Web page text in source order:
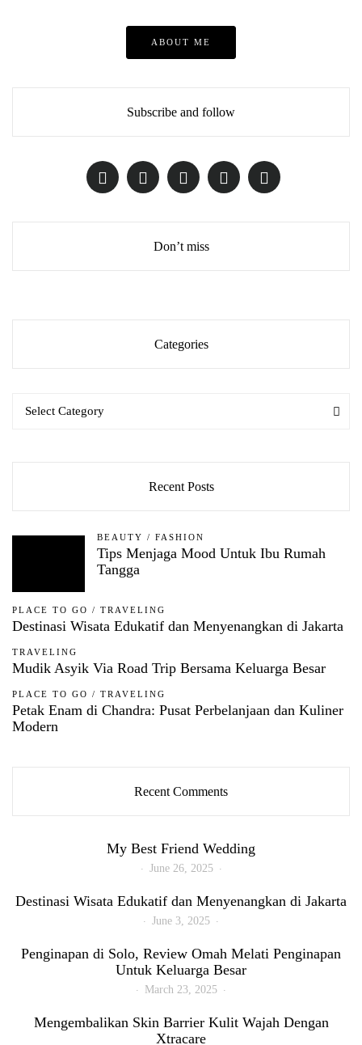
ABOUT ME
Subscribe and follow
Don’t miss
Categories
Select Category
Recent Posts
BEAUTY / FASHION
Tips Menjaga Mood Untuk Ibu Rumah
Tangga
PLACE TO GO / TRAVELING
Destinasi Wisata Edukatif dan Menyenangkan di Jakarta
TRAVELING
Mudik Asyik Via Road Trip Bersama Keluarga Besar
PLACE TO GO / TRAVELING
Petak Enam di Chandra: Pusat Perbelanjaan dan Kuliner
Modern
Recent Comments
My Best Friend Wedding
June 26, 2025
Destinasi Wisata Edukatif dan Menyenangkan di Jakarta
June 3, 2025
Penginapan di Solo, Review Omah Melati Penginapan
Untuk Keluarga Besar
March 23, 2025
Mengembalikan Skin Barrier Kulit Wajah Dengan
Xtracare